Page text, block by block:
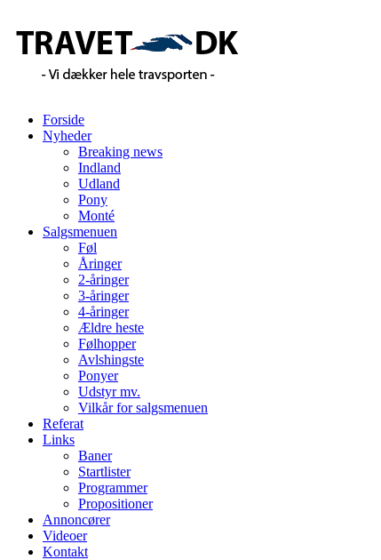
Forside
Nyheder
Breaking news
Indland
Udland
Pony
Monté
Salgsmenuen
Føl
Åringer
2-åringer
3-åringer
4-åringer
Ældre heste
Følhopper
Avlshingste
Ponyer
Udstyr mv.
Vilkår for salgsmenuen
Referat
Links
Baner
Startlister
Programmer
Propositioner
Annoncører
Videoer
Kontakt